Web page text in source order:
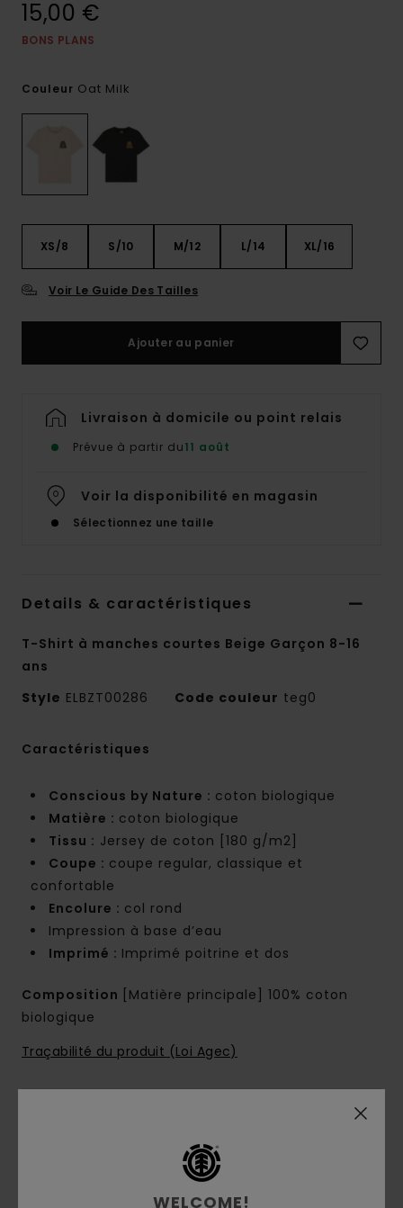
15,00 €
BONS PLANS
Couleur Oat Milk
XS/8 S/10 M/12 L/14 XL/16
Voir Le Guide Des Tailles
Ajouter au panier
Livraison à domicile ou point relais
Prévue à partir du11 août
Voir la disponibilité en magasin
Sélectionnez une taille
Details & caractéristiques
T-Shirt à manches courtes Beige Garçon 8-16
ans
Style ELBZT00286 Code couleur teg0
Caractéristiques
Conscious by Nature : coton biologique
Matière : coton biologique
Tissu : Jersey de coton [180 g/m2]
Coupe : coupe regular, classique et
confortable
Encolure : col rond
Impression à base d’eau
Imprimé : Imprimé poitrine et dos
Composition
[Matière principale] 100% coton
biologique
Traçabilité du produit (Loi Agec)
WELCOME!